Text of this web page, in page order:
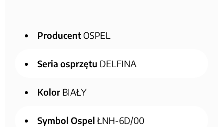
Producent OSPEL
Seria osprzętu DELFINA
Kolor BIAŁY
Symbol Ospel ŁNH-6D/00